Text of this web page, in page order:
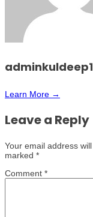
Learn More →
Leave a Reply
Your email address
marked *
Comment *